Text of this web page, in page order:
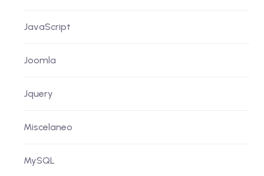
JavaScript
Joomla
Jquery
Miscelaneo
MySQL